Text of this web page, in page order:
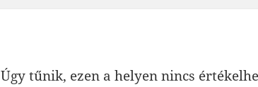
Úgy tűnik, ezen a helyen nincs